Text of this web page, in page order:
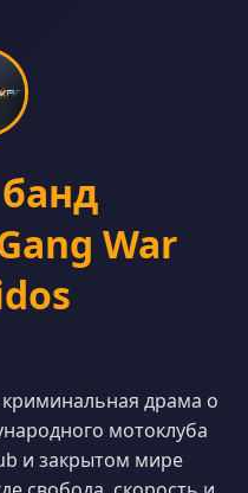
War
драма о
мотоклуба
и закрытом мире